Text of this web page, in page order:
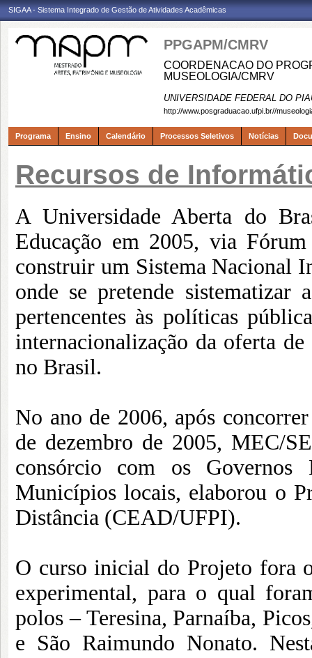
SIGAA - Sistema Integrado de Gestão de Atividades Acadêmicas
PPGAPM/CMRV
COORDENACAO DO
MUSEOLOGIA/CMRV
UNIVERSIDADE FEDERAL DO
http://www.posgraduacao.ufpi.br//
Programa Ensino Calendário Processos Seletivos Notícias
Recursos de
A Universidade Aberta do
Educação em 2005, via
construir um Sistema Nacional
onde se pretende sistematizar
pertencentes às políticas
internacionalização da oferta
no Brasil.
No ano de 2006, após
de dezembro de 2005, MEC/
consórcio com os Governos
Municípios locais, elaborou o
Distância (CEAD/UFPI).
O curso inicial do Projeto fora
experimental, para o qual
polos – Teresina, Parnaíba,
e São Raimundo Nonato.